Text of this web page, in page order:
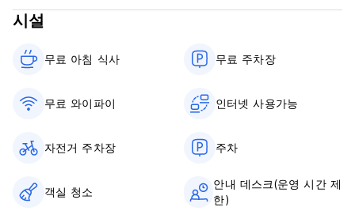
Check in from 11:00 to 22:00 .
Payment upon arrival by cash, credit cards.
Taxes not included - 12%
per night
Breakfast included.
We do not accept customers younger than 18+ years of
Non smoking.
시설
무료 아침 식사‎ 무료 주차장
무료 와이파이 인터넷 사용가능
자전거 주차장 주차
객실 청소
안내 데스크(운영 시간 제
한)